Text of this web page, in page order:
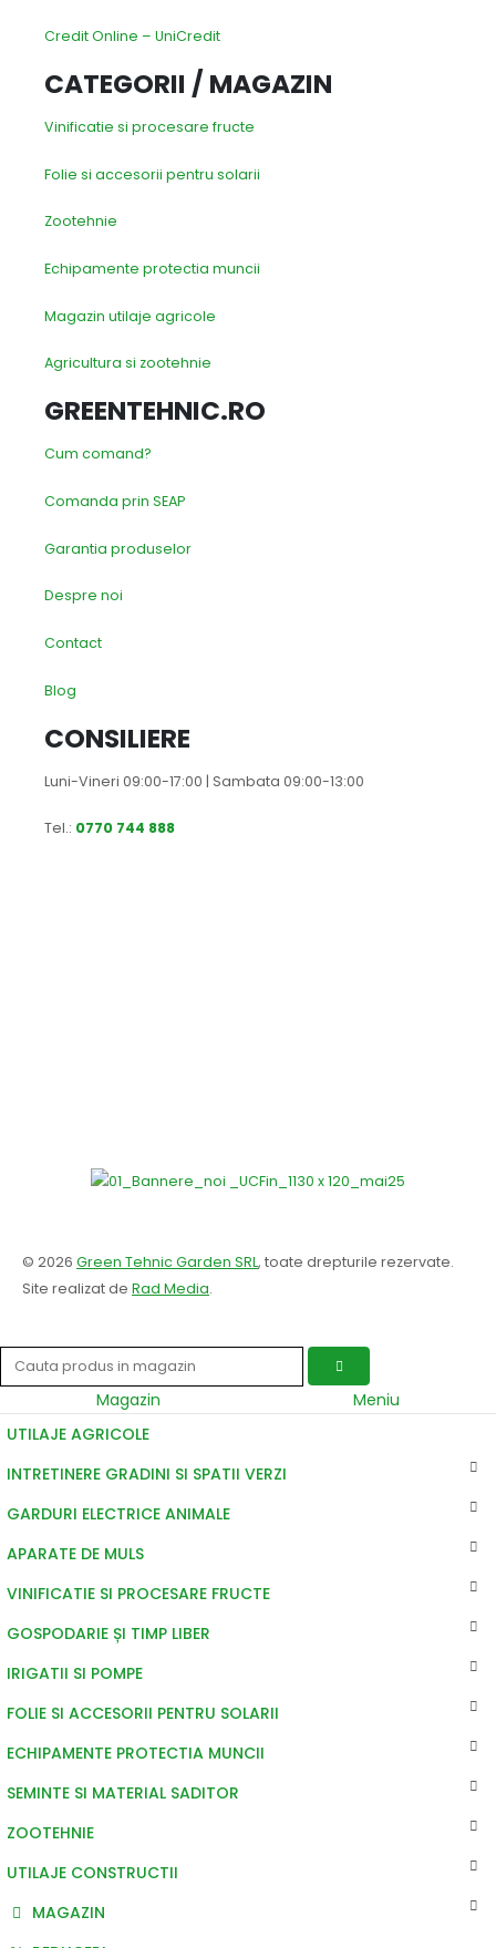
Credit Online – UniCredit
CATEGORII / MAGAZIN
Vinificatie si procesare fructe
Folie si accesorii pentru solarii
Zootehnie
Echipamente protectia muncii
Magazin utilaje agricole
Agricultura si zootehnie
GREENTEHNIC.RO
Cum comand?
Comanda prin SEAP
Garantia produselor
Despre noi
Contact
Blog
CONSILIERE
Luni-Vineri 09:00-17:00 | Sambata 09:00-13:00
Tel.: 0770 744 888
© 2026 Green Tehnic Garden SRL, toate drepturile rezervate.
Site realizat de Rad Media.
Magazin
Meniu
UTILAJE AGRICOLE
INTRETINERE GRADINI SI SPATII VERZI
GARDURI ELECTRICE ANIMALE
APARATE DE MULS
VINIFICATIE SI PROCESARE FRUCTE
GOSPODARIE ȘI TIMP LIBER
IRIGATII SI POMPE
FOLIE SI ACCESORII PENTRU SOLARII
ECHIPAMENTE PROTECTIA MUNCII
SEMINTE SI MATERIAL SADITOR
ZOOTEHNIE
UTILAJE CONSTRUCTII
MAGAZIN